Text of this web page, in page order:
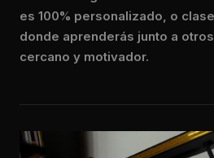
es 100% personalizado, o
donde aprenderás junto a
cercano y motivador.